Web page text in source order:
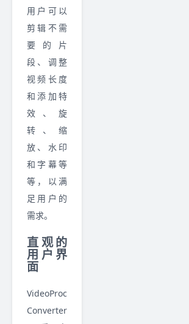
用户可以
剪辑不需
要的片
段、调整
视频长度
和添加特
效、旋
转、缩
放、水印
和字幕等
等，以满
足用户的
需求。
直观的
用户界
面
VideoProc
Converter